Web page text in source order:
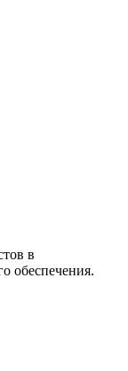
в
обеспечения.